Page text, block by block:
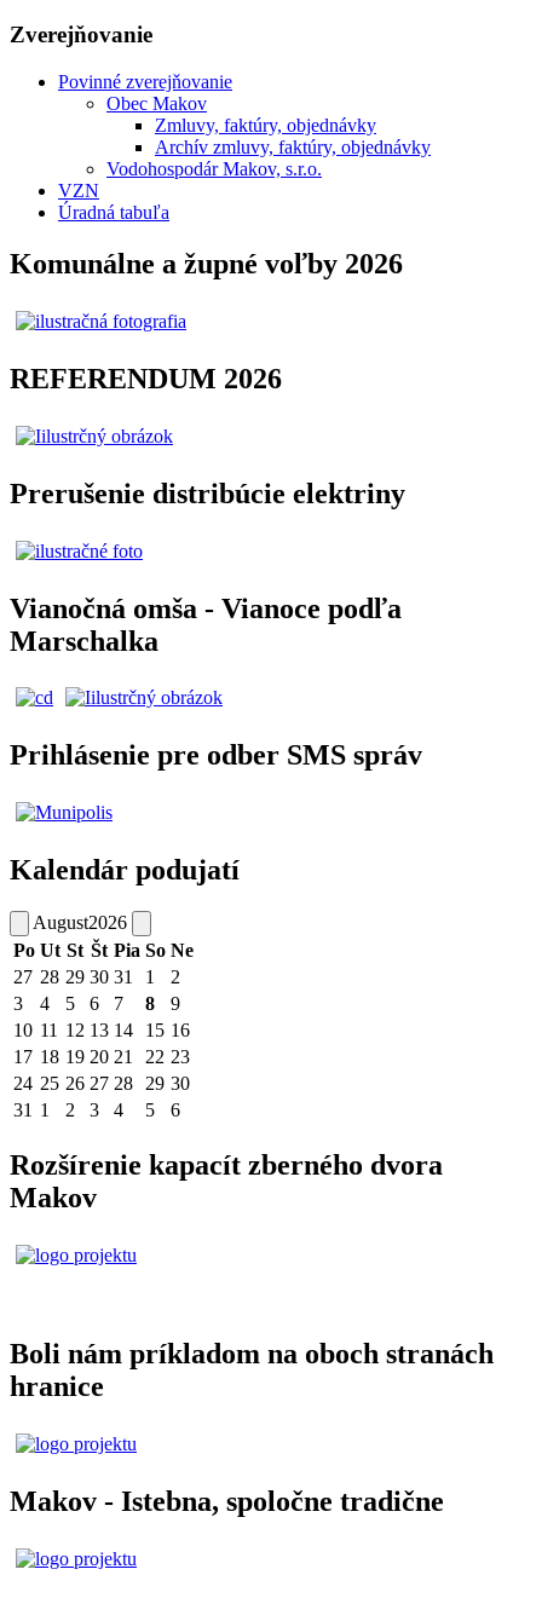
Zverejňovanie
Povinné zverejňovanie
Obec Makov
Zmluvy, faktúry, objednávky
Archív zmluvy, faktúry, objednávky
Vodohospodár Makov, s.r.o.
VZN
Úradná tabuľa
Komunálne a župné voľby 2026
REFERENDUM 2026
Prerušenie distribúcie elektriny
Vianočná omša - Vianoce podľa
Marschalka
Prihlásenie pre odber SMS správ
Kalendár podujatí
August2026
Po Ut St Št Pia So Ne
27 28 29 30 31 1
2
3
4 5 6 7 8
9
10 11 12 13 14 15 16
17 18 19 20 21 22 23
24 25 26 27 28 29 30
31 1 2 3 4 5 6
Rozšírenie kapacít zberného dvora
Makov
Boli nám príkladom na oboch stranách
hranice
Makov - Istebna, spoločne tradične